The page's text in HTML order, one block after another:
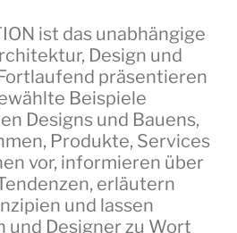
ist das unabhängige
Design und
präsentieren
Beispiele
Designs und Bauens,
Produkte, Services
vor, informieren über
erläutern
und lassen
und Designer zu Wort